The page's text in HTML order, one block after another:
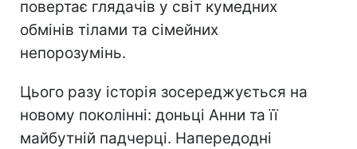
повертає глядачів у світ кумедних
обмінів тілами та сімейних
непорозумінь.
Цього разу історія зосереджується на
новому поколінні: доньці Анни та її
майбутній падчерці. Напередодні